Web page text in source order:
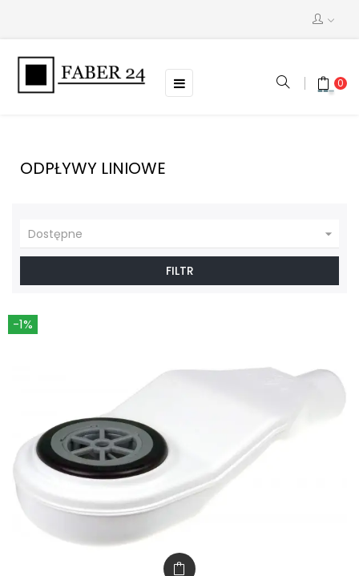
Toggle
navigation
☰ 0
ODPŁYWY LINIOWE
Dostępne 
FILTR
-1%